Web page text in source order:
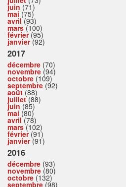
juin (71)
mai (75)
avril(93)
mars(100)
février(95)
janvier(92)
2017
décembre (70)
novembre (94)
octobre (109)
septembre (92)
août (88)
juillet(88)
juin (85)
mai (80)
avril(78)
mars(102)
février(91)
janvier(91)
2016
décembre (93)
novembre (80)
octobre (132)
septembre (98)